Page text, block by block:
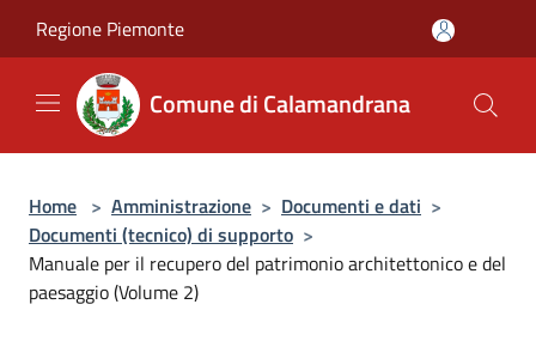
Regione Piemonte
Comune di Calamandrana
Home > Amministrazione > Documenti e dati >
Documenti (tecnico) di supporto >
Manuale per il recupero del patrimonio architettonico e del
paesaggio (Volume 2)